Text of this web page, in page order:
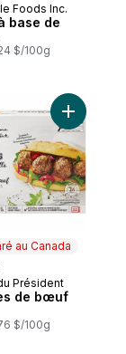
Foods Inc.
base de
$/100g
GF au panier
au Canada
Canada
Président
de bœuf
$/100g
Ajouter